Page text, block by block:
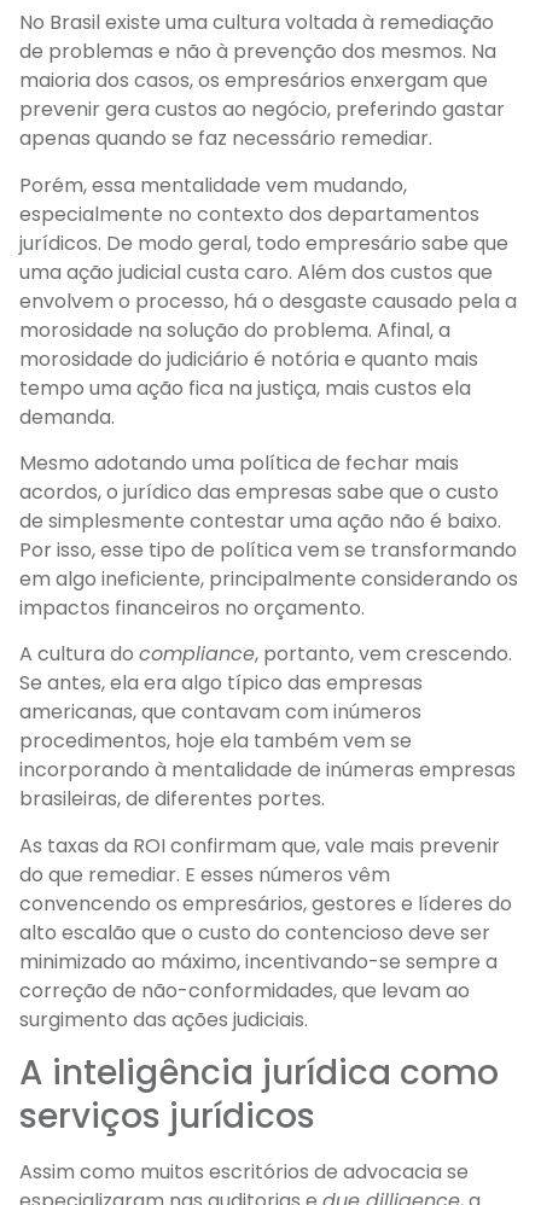
No Brasil existe uma cultura voltada à remediação
de problemas e não à prevenção dos mesmos. Na
maioria dos casos, os empresários enxergam que
prevenir gera custos ao negócio, preferindo gastar
apenas quando se faz necessário remediar.
Porém, essa mentalidade vem mudando,
especialmente no contexto dos departamentos
jurídicos. De modo geral, todo empresário sabe que
uma ação judicial custa caro. Além dos custos que
envolvem o processo, há o desgaste causado pela a
morosidade na solução do problema. Afinal, a
morosidade do judiciário é notória e quanto mais
tempo uma ação fica na justiça, mais custos ela
demanda.
Mesmo adotando uma política de fechar mais
acordos, o jurídico das empresas sabe que o custo
de simplesmente contestar uma ação não é baixo.
Por isso, esse tipo de política vem se transformando
em algo ineficiente, principalmente considerando os
impactos financeiros no orçamento.
A cultura do compliance, portanto, vem crescendo.
Se antes, ela era algo típico das empresas
americanas, que contavam com inúmeros
procedimentos, hoje ela também vem se
incorporando à mentalidade de inúmeras empresas
brasileiras, de diferentes portes.
As taxas da ROI confirmam que, vale mais prevenir
do que remediar. E esses números vêm
convencendo os empresários, gestores e líderes do
alto escalão que o custo do contencioso deve ser
minimizado ao máximo, incentivando-se sempre a
correção de não-conformidades, que levam ao
surgimento das ações judiciais.
A inteligência jurídica como
serviços jurídicos
Assim como muitos escritórios de advocacia se